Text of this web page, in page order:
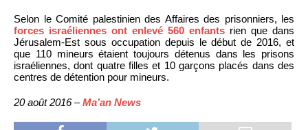
Selon le Comité palestinien des Affaires des prisonniers, les
forces israéliennes ont enlevé 560 enfants rien que dans
Jérusalem-Est sous occupation depuis le début de 2016, et
que 110 mineurs étaient toujours détenus dans les prisons
israéliennes, dont quatre filles et 10 garçons placés dans des
centres de détention pour mineurs.
20 août 2016 –Ma’an News